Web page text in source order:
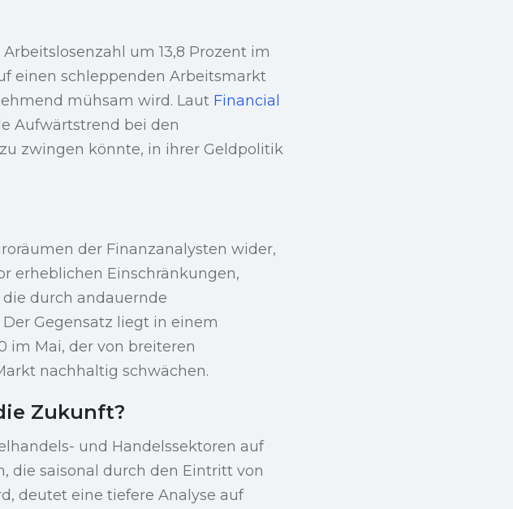
um 13,8 Prozent im
einen schleppenden Arbeitsmarkt
mühsam wird. Laut Financial
Aufwärtstrend bei den
zwingen könnte, in ihrer Geldpolitik
der Finanzanalysten wider,
erheblichen Einschränkungen,
durch andauernde
Gegensatz liegt in einem
im Mai, der von breiteren
nachhaltig schwächen.
Zukunft?
und Handelssektoren auf
die saisonal durch den Eintritt von
deutet eine tiefere Analyse auf